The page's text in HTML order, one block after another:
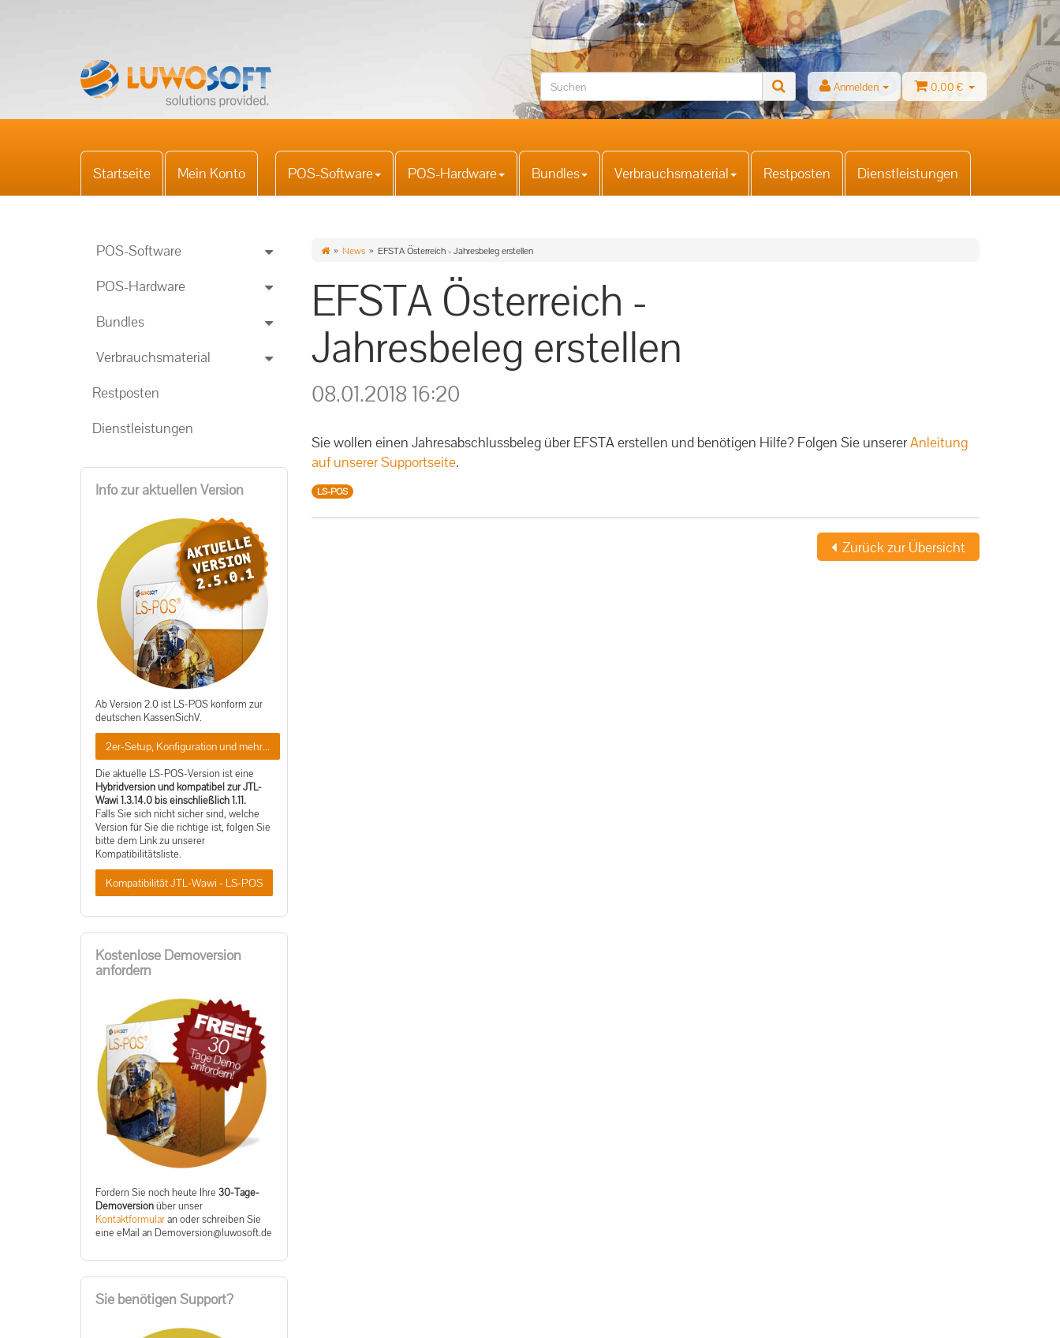
Anmelden 0,00 €
Startseite Mein Konto POS-Software POS-Hardware Bundles Verbrauchsmaterial Restposten Dienstleistungen
News EFSTA Österreich - Jahresbeleg erstellen
EFSTA Österreich -
Jahresbeleg erstellen
08.01.2018 16:20
Sie wollen einen Jahresabschlussbeleg über EFSTA erstellen und benötigen Hilfe? Folgen Sie unsererAnleitung
auf unserer Supportseite.
LS-POS
Zurück zur Übersicht
POS-Software
POS-Hardware
Bundles
Verbrauchsmaterial
Restposten
Dienstleistungen
Info zur aktuellen Version
Ab Version 2.0 ist LS-POS konform zur
deutschen KassenSichV.
2er-Setup, Konfiguration und mehr...
Die aktuelle LS-POS-Version ist eine
Hybridversion und kompatibel zur JTL-
Wawi 1.3.14.0 bis einschließlich 1.11.
Falls Sie sich nicht sicher sind, welche
Version für Sie die richtige ist, folgen Sie
bitte dem Link zu unserer
Kompatibilitätsliste.
Kompatibilität JTL-Wawi - LS-POS
Kostenlose Demoversion
anfordern
Fordern Sie noch heute Ihre 30-Tage-
Demoversionüber unser
Kontaktformularan oder schreiben Sie
eine eMail an ed.tfosowul@noisrevomeD
Sie benötigen Support?